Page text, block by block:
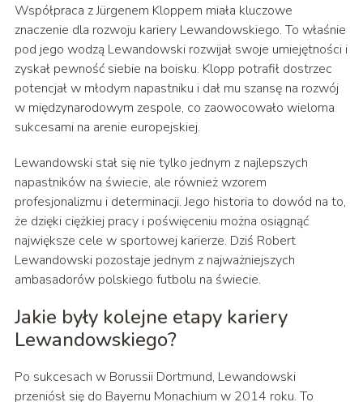
Współpraca z Jürgenem Kloppem miała kluczowe
znaczenie dla rozwoju kariery Lewandowskiego. To właśnie
pod jego wodzą Lewandowski rozwijał swoje umiejętności i
zyskał pewność siebie na boisku. Klopp potrafił dostrzec
potencjał w młodym napastniku i dał mu szansę na rozwój
w międzynarodowym zespole, co zaowocowało wieloma
sukcesami na arenie europejskiej.
Lewandowski stał się nie tylko jednym z najlepszych
napastników na świecie, ale również wzorem
profesjonalizmu i determinacji. Jego historia to dowód na to,
że dzięki ciężkiej pracy i poświęceniu można osiągnąć
największe cele w sportowej karierze. Dziś Robert
Lewandowski pozostaje jednym z najważniejszych
ambasadorów polskiego futbolu na świecie.
Jakie były kolejne etapy kariery
Lewandowskiego?
Po sukcesach w Borussii Dortmund, Lewandowski
przeniósł się do Bayernu Monachium w 2014 roku. To